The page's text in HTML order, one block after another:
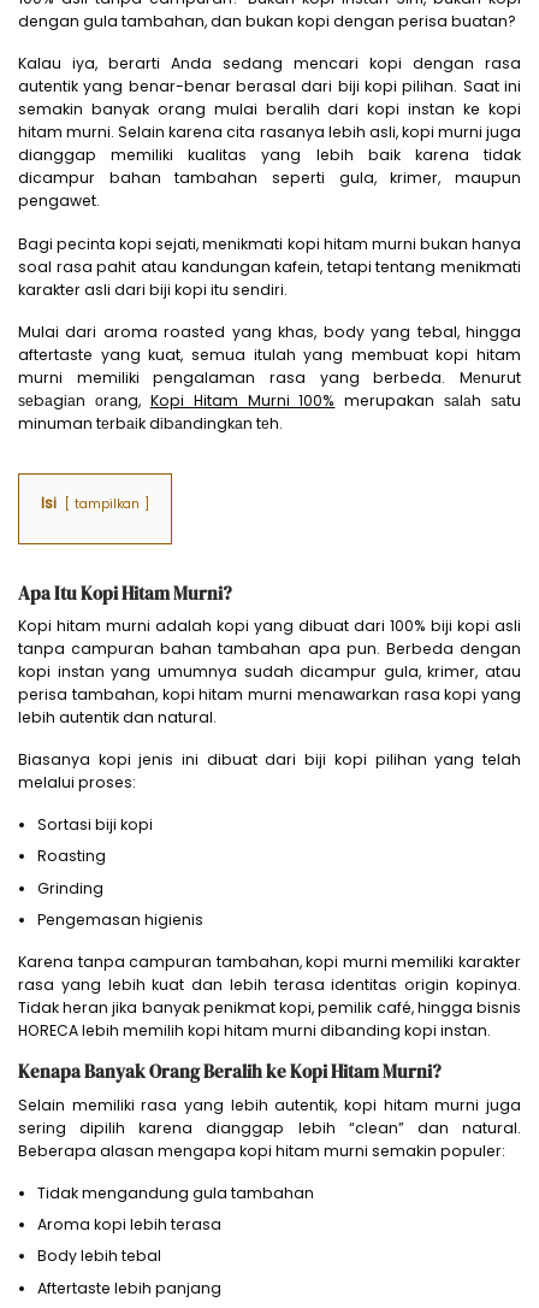
dengan gula tambahan, dan bukan kopi dengan perisa buatan?
Kalau iya, berarti Anda sedang mencari kopi dengan rasa
autentik yang benar-benar berasal dari biji kopi pilihan. Saat ini
semakin banyak orang mulai beralih dari kopi instan ke kopi
hitam murni. Selain karena cita rasanya lebih asli, kopi murni juga
dianggap memiliki kualitas yang lebih baik karena tidak
dicampur bahan tambahan seperti gula, krimer, maupun
pengawet.
Bagi pecinta kopi sejati, menikmati kopi hitam murni bukan hanya
soal rasa pahit atau kandungan kafein, tetapi tentang menikmati
karakter asli dari biji kopi itu sendiri.
Mulai dari aroma roasted yang khas, body yang tebal, hingga
aftertaste yang kuat, semua itulah yang membuat kopi hitam
murni memiliki pengalaman rasa yang berbeda. Mеnurut
ѕеbаgіаn оrаng, Kopi Hitam Murni 100% merupakan ѕаlаh ѕаtu
minuman tеrbаіk dіbаndіngkаn tеh.
Isi tampilkan
Apa Itu Kopi Hitam Murni?
Kopi hitam murni adalah kopi yang dibuat dari 100% biji kopi asli
tanpa campuran bahan tambahan apa pun. Berbeda dengan
kopi instan yang umumnya sudah dicampur gula, krimer, atau
perisa tambahan, kopi hitam murni menawarkan rasa kopi yang
lebih autentik dan natural.
Biasanya kopi jenis ini dibuat dari biji kopi pilihan yang telah
melalui proses:
Sortasi biji kopi
Roasting
Grinding
Pengemasan higienis
Karena tanpa campuran tambahan, kopi murni memiliki karakter
rasa yang lebih kuat dan lebih terasa identitas origin kopinya.
Tidak heran jika banyak penikmat kopi, pemilik café, hingga bisnis
HORECA lebih memilih kopi hitam murni dibanding kopi instan.
Kenapa Banyak Orang Beralih ke Kopi Hitam Murni?
Selain memiliki rasa yang lebih autentik, kopi hitam murni juga
sering dipilih karena dianggap lebih “clean” dan natural.
Beberapa alasan mengapa kopi hitam murni semakin populer:
Tidak mengandung gula tambahan
Aroma kopi lebih terasa
Body lebih tebal
Aftertaste lebih panjang